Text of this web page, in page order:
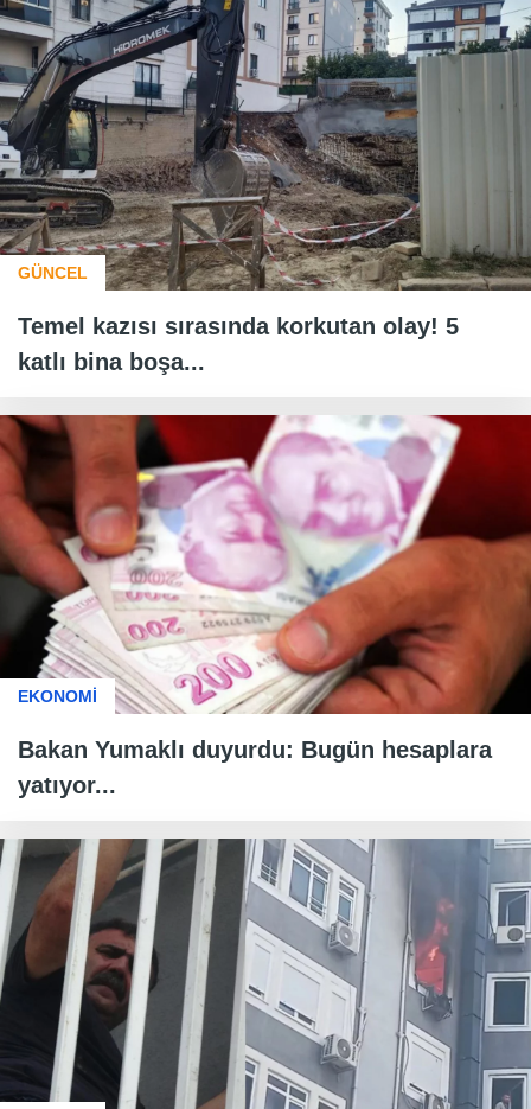
GÜNCEL
Temel kazısı sırasında korkutan olay! 5
katlı bina boşa...
EKONOMİ
Bakan Yumaklı duyurdu: Bugün hesaplara
yatıyor...